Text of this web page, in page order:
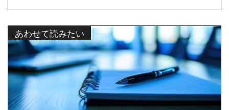
あわせて読みたい